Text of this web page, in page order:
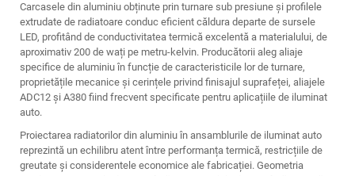
Carcasele din aluminiu obținute prin turnare sub presiune și profilele
extrudate de radiatoare conduc eficient căldura departe de sursele
LED, profitând de conductivitatea termică excelentă a materialului, de
aproximativ 200 de wați pe metru-kelvin. Producătorii aleg aliaje
specifice de aluminiu în funcție de caracteristicile lor de turnare,
proprietățile mecanice și cerințele privind finisajul suprafeței, aliajele
ADC12 și A380 fiind frecvent specificate pentru aplicațiile de iluminat
auto.
Proiectarea radiatorilor din aluminiu în ansamblurile de iluminat auto
reprezintă un echilibru atent între performanța termică, restricțiile de
greutate și considerentele economice ale fabricației. Geometria